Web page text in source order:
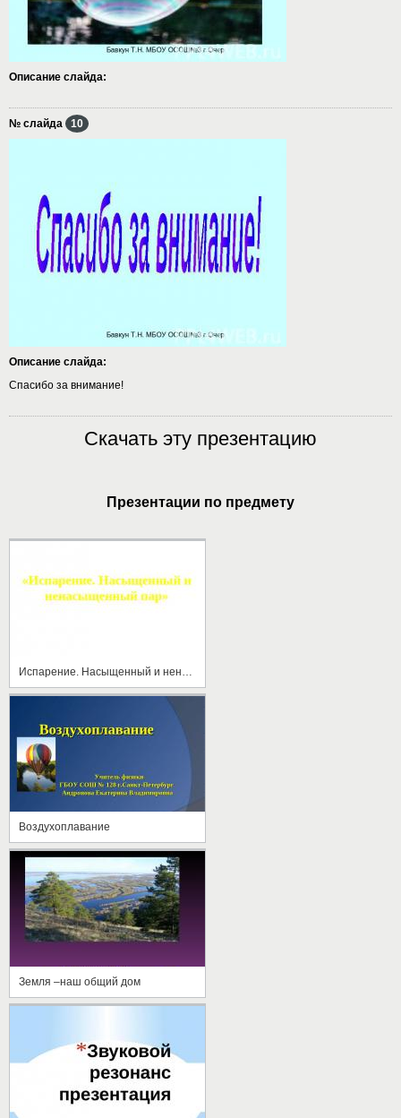
Описание слайда:
№ слайда 10
Описание слайда:
Спасибо за внимание!
Скачать эту презентацию
Презентации по предмету
Воздухоплавание
Земля –наш общий дом